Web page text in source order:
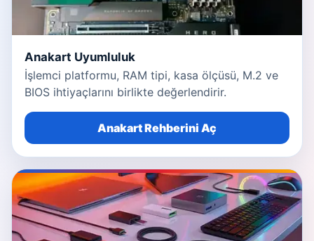
Anakart Uyumluluk
İşlemci platformu, RAM tipi, kasa ölçüsü, M.2 ve
BIOS ihtiyaçlarını birlikte değerlendirir.
Anakart Rehberini Aç